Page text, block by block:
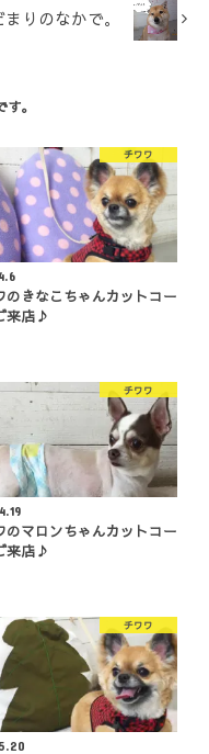
りのなかで。
。
チワワ
のきなこちゃんカットコー
来店♪
チワワ
のマロンちゃんカットコー
来店♪
チワワ